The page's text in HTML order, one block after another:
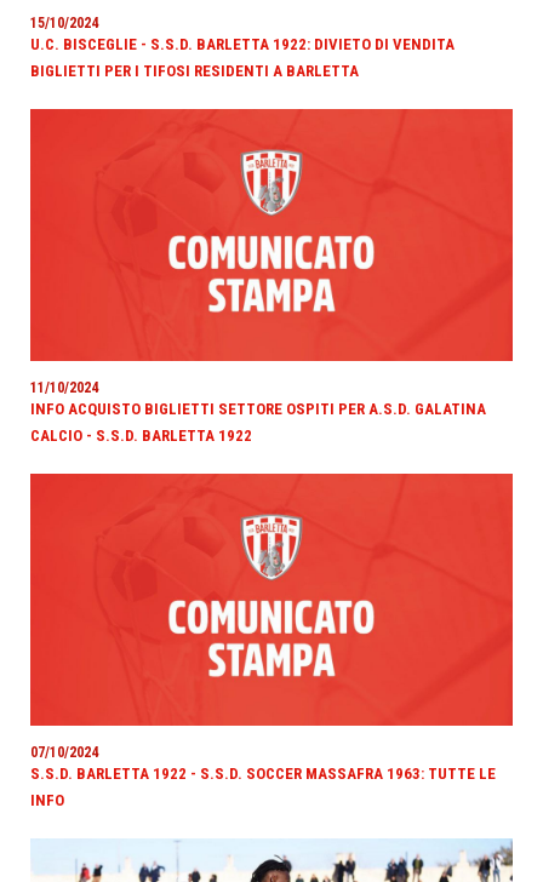
15/10/2024
U.C. BISCEGLIE - S.S.D. BARLETTA 1922: DIVIETO DI VENDITA
BIGLIETTI PER I TIFOSI RESIDENTI A BARLETTA
11/10/2024
INFO ACQUISTO BIGLIETTI SETTORE OSPITI PER A.S.D. GALATINA
CALCIO - S.S.D. BARLETTA 1922
07/10/2024
S.S.D. BARLETTA 1922 - S.S.D. SOCCER MASSAFRA 1963: TUTTE LE
INFO